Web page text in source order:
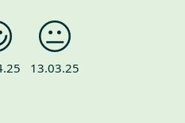
13.03.25